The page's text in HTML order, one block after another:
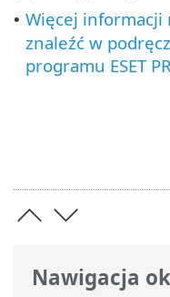
Nawigacja
• Więcej informacji
znaleźć w
programu ESET